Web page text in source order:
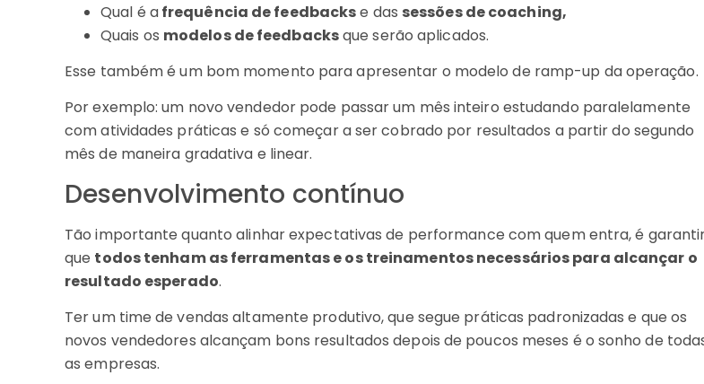
Qual é afrequência de feedbackse das sessões de coaching,
Quais os modelos de feedbacksque serão aplicados.
Esse também é um bom momento para apresentar o modelo de ramp-up da operação.
Por exemplo: um novo vendedor pode passar um mês inteiro estudando paralelamente
com atividades práticas e só começar a ser cobrado por resultados a partir do segundo
mês de maneira gradativa e linear.
Desenvolvimento contínuo
Tão importante quanto alinhar expectativas de performance com quem entra, é
que todos tenham as ferramentas e os treinamentos necessários para alcançar o
resultado esperado.
Ter um time de vendas altamente produtivo, que segue práticas padronizadas e que os
novos vendedores alcançam bons resultados depois de poucos meses é o sonho de
as empresas.